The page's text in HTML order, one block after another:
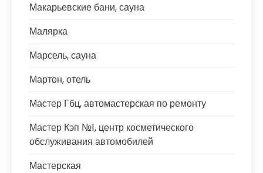
Макарьевские бани, сауна
Малярка
Марсель, сауна
Мартон, отель
Мастер Гбц, автомастерская по ремонту
Мастер Кэп №1, центр косметического
обслуживания автомобилей
Мастерская